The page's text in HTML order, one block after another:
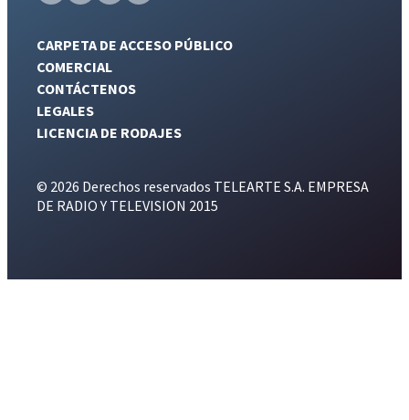
CARPETA DE ACCESO PÚBLICO
COMERCIAL
CONTÁCTENOS
LEGALES
LICENCIA DE RODAJES
© 2026 Derechos reservados TELEARTE S.A. EMPRESA
DE RADIO Y TELEVISION 2015